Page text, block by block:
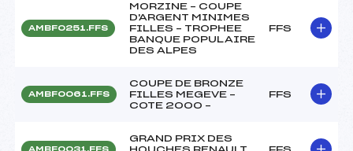
AMBF0251.FFS
MORZINE – COUPE
D'ARGENT MINIMES
FILLES – TROPHEE
BANQUE POPULAIRE
DES ALPES
FFS
AMBF0061.FFS
COUPE DE BRONZE
FILLES MEGEVE –
COTE 2000 –
FFS
AMBF0031.FFS
GRAND PRIX DES
HOUCHES RENAULT
FFS